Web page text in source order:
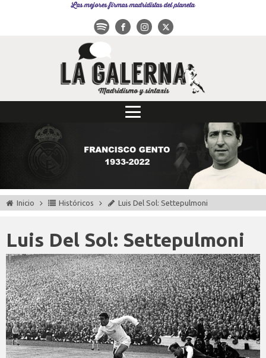
Las mejores firmas madridistas del planeta
Inicio Históricos Luis Del Sol: Settepulmoni
Luis Del Sol: Settepulmoni